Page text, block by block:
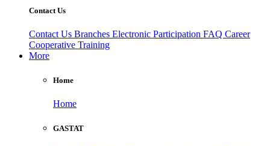
Contact Us
Contact Us Branches Electronic Participation FAQ Career
Cooperative Training
More
Home
Home
GASTAT